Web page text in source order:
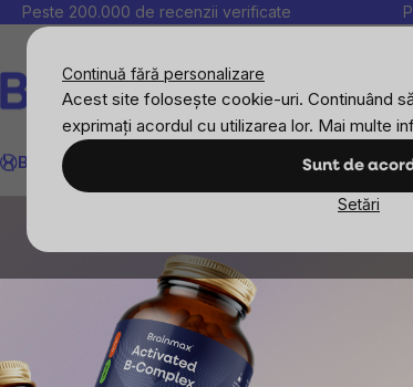
Continuă fără personalizare
Acest site folosește cookie-uri. Continuând
exprimați acordul cu utilizarea lor. Mai multe
Sunt de
Setări
TreciPeste 200.000 de recenzii verificate
Căutare
BrainMax
BărbațiCopii